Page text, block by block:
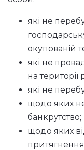
які не
окупованій
які не
на території
які не
щодо яких
банкрутство;
щодо яких